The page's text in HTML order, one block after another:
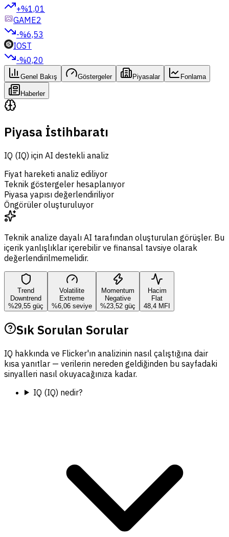
+%1,01
GAME2
-%6,53
IOST
-%0,20
Genel Bakış Göstergeler Piyasalar Fonlama
Haberler
Piyasa İstihbaratı
IQ (IQ) için AI destekli analiz
Fiyat hareketi analiz ediliyor
Teknik göstergeler hesaplanıyor
Piyasa yapısı değerlendiriliyor
Öngörüler oluşturuluyor
Teknik analize dayalı AI tarafından oluşturulan görüşler. Bu
içerik yanlışlıklar içerebilir ve finansal tavsiye olarak
değerlendirilmemelidir.
Trend
Downtrend
%29,55 güç
Volatilite
Extreme
%6,06 seviye
Momentum
Negative
%23,52 güç
Hacim
Flat
48,4 MFI
Sık Sorulan Sorular
IQ hakkında ve Flicker'ın analizinin nasıl çalıştığına dair
kısa yanıtlar — verilerin nereden geldiğinden bu sayfadaki
sinyalleri nasıl okuyacağınıza kadar.
IQ (IQ) nedir?